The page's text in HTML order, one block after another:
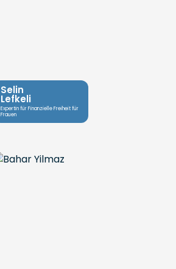
Selin
Lefkeli
Expertin für Finanzielle Freiheit für
Frauen